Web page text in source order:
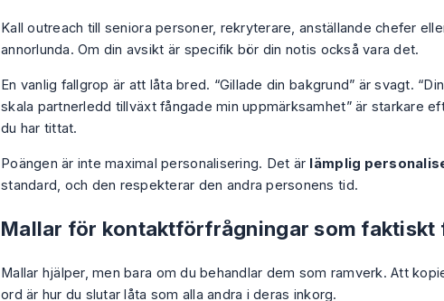
Kall outreach till seniora personer, rekryterare, anställande chefer
annorlunda. Om din avsikt är specifik bör din notis också vara det.
En vanlig fallgrop är att låta bred. “Gillade din bakgrund” är svagt.
skala partnerledd tillväxt fångade min uppmärksamhet” är starkare
du har tittat.
Poängen är inte maximal personalisering. Det är lämplig
standard, och den respekterar den andra personens tid.
Mallar för kontaktförfrågningar som faktiskt
Mallar hjälper, men bara om du behandlar dem som ramverk. Att
ord är hur du slutar låta som alla andra i deras inkorg.